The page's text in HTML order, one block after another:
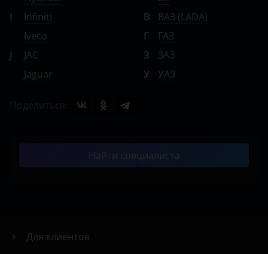
I
Infiniti
Iveco
J
JAC
Jaguar
В
ВАЗ (LADA)
Г
ГАЗ
З
ЗАЗ
У
УАЗ
Найти специалиста
Для клиентов